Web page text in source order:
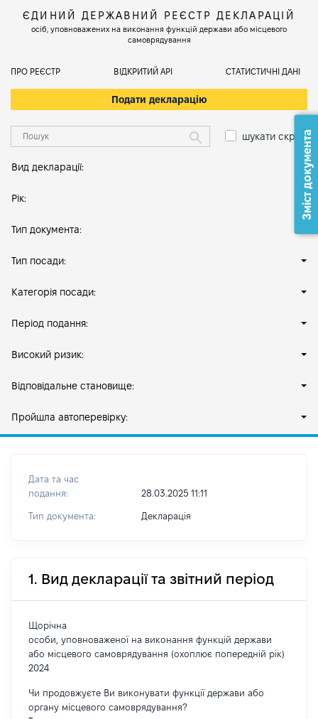
ЄДИНИЙ ДЕРЖАВНИЙ РЕЄСТР ДЕКЛАРАЦІЙ
осіб, уповноважених на виконання функцій держави або місцевого
самоврядування
ПРО РЕЄСТР ВІДКРИТИЙ АРІ СТАТИСТИЧНІ ДАНІ
Подати декларацію
шукати скрізь
Вид декларації:
Рік:
Тип документа:
Тип посади:
Категорія посади:
Період подання:
Високий ризик:
Відповідальне становище:
Пройшла автоперевірку:
Дата та час
подання:
28.03.2025 11:11
Тип документа: Декларація
1. Вид декларації та звітний період
Щорічна
особи, уповноваженої на виконання функцій держави
або місцевого самоврядування (охоплює попередній рік)
2024
Чи продовжуєте Ви виконувати функції держави або
органу місцевого самоврядування?
Зміст документа